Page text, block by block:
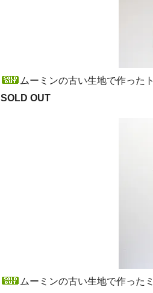
ムーミンの古い生地で作った
SOLD OUT
ムーミンの古い生地で作った